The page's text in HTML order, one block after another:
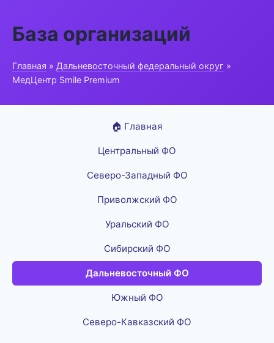
База организаций
Главная » Дальневосточный федеральный округ »
МедЦентр Smile Premium
🏠 Главная
Центральный ФО
Северо-Западный ФО
Приволжский ФО
Уральский ФО
Сибирский ФО
Дальневосточный ФО
Южный ФО
Северо-Кавказский ФО